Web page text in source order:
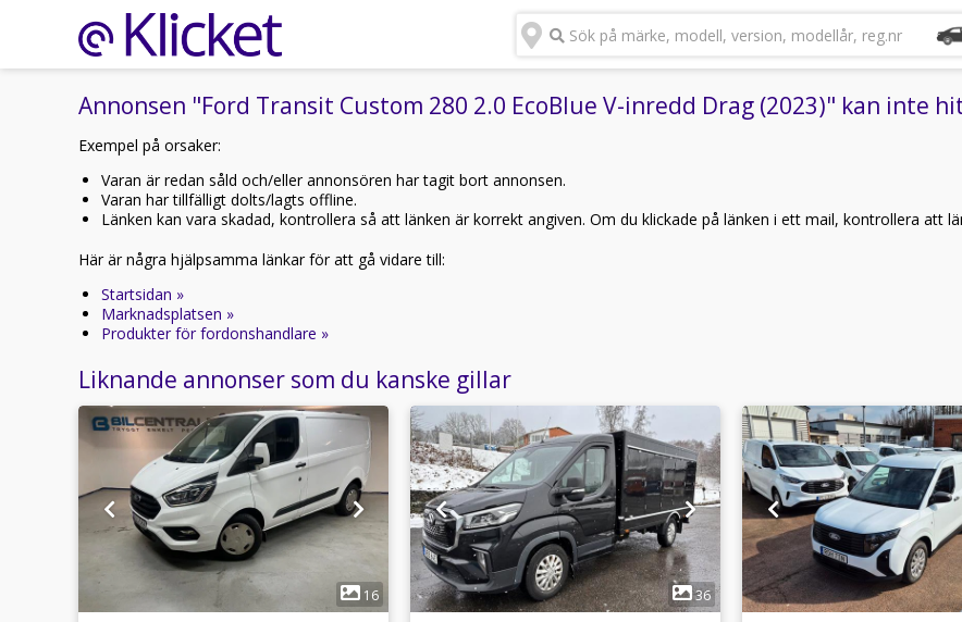
Sök på märke, modell, version, modellår, reg.nr
Annonsen "Ford Transit Custom 280 2.0 EcoBlue V-inredd Drag (2023)" kan inte
Exempel på orsaker:
Varan är redan såld och/eller annonsören har tagit bort annonsen.
Varan har tillfälligt dolts/lagts offline.
Länken kan vara skadad, kontrollera så att länken är korrekt angiven. Om du klickade på länken i ett mail, kontrollera att
Här är några hjälpsamma länkar för att gå vidare till:
Startsidan »
Marknadsplatsen »
Produkter för fordonshandlare »
Liknande annonser som du kanske gillar
1
16
1
36
1